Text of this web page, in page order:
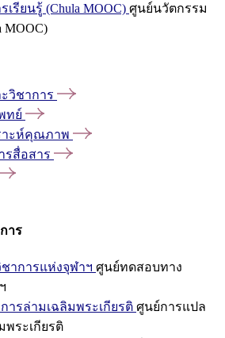
รียนรู้ (Chula MOOC) ศูนย์นวัตกรรม
MOOC)
วิชาการ
ทย์
าะห์คุณภาพ
รสื่อสาร
าร
าการแห่งจุฬาฯ ศูนย์ทดสอบทาง
ารล่ามเฉลิมพระเกียรติ ศูนย์การแปล
พระเกียรติ